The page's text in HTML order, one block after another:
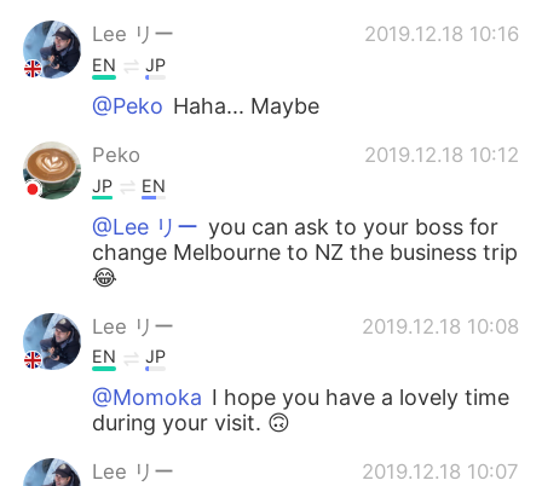
Lee リー 2019.12.18 10:16
EN JP
@Peko Haha... Maybe
Peko 2019.12.18 10:12
JP EN
@Lee リー you can ask to your boss for
change Melbourne to NZ the business trip
😂
Lee リー 2019.12.18 10:08
EN JP
@Momoka I hope you have a lovely time
during your visit. 🙃
Lee リー 2019.12.18 10:07